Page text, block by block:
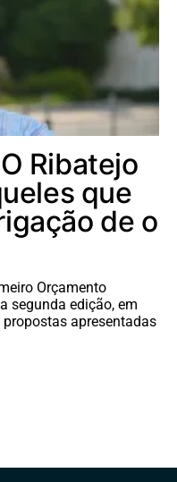
Ribatejo
que
de o
Orçamento
segunda edição, em
apresentadas